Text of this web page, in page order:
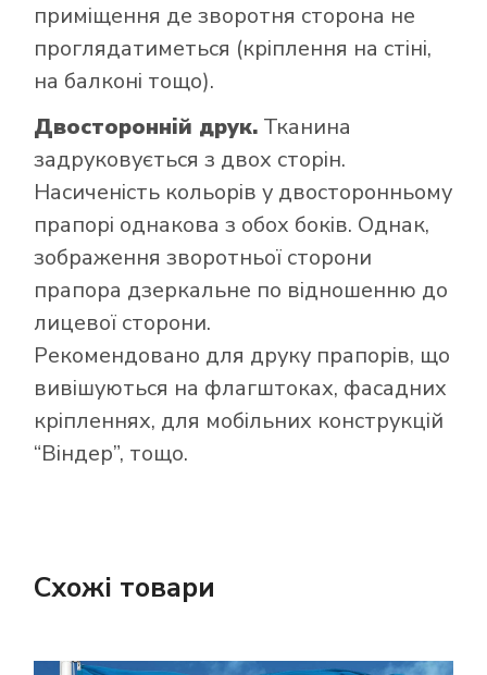
приміщення де зворотня сторона не
проглядатиметься (кріплення на стіні,
на балконі тощо).
Двосторонній друк. Тканина
задруковується з двох сторін.
Насиченість кольорів у двосторонньому
прапорі однакова з обох боків. Однак,
зображення зворотньої сторони
прапора дзеркальне по відношенню до
лицевої сторони.
Рекомендовано для друку прапорів, що
вивішуються на флагштоках, фасадних
кріпленнях, для мобільних конструкцій
“Віндер”, тощо.
Схожі товари